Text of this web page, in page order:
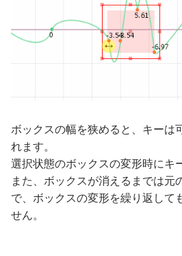
ボックスの幅を狭めると、キーは
れます。
選択状態のボックスの変形時にキ
また、ボックスが消えるまでは元
で、ボックスの変形を繰り返して
せん。